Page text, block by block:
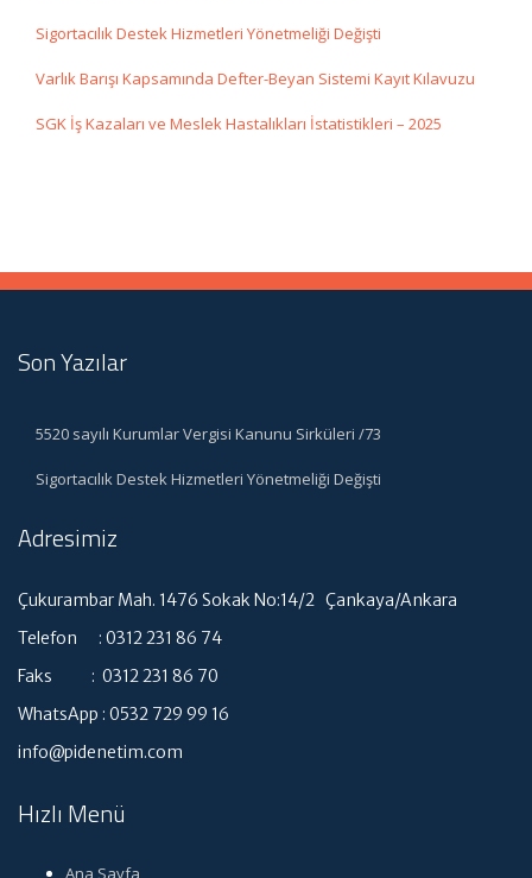
Sigortacılık Destek Hizmetleri Yönetmeliği Değişti
Varlık Barışı Kapsamında Defter-Beyan Sistemi Kayıt Kılavuzu
SGK İş Kazaları ve Meslek Hastalıkları İstatistikleri – 2025
Son Yazılar
5520 sayılı Kurumlar Vergisi Kanunu Sirküleri /73
Sigortacılık Destek Hizmetleri Yönetmeliği Değişti
Adresimiz
Çukurambar Mah. 1476 Sokak No:14/2 Çankaya/Ankara
Telefon : 0312 231 86 74
Faks : 0312 231 86 70
WhatsApp : 0532 729 99 16
info@pidenetim.com
Hızlı Menü
Ana Sayfa